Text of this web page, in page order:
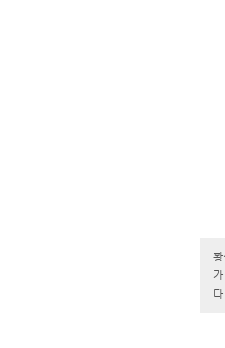
황
다.